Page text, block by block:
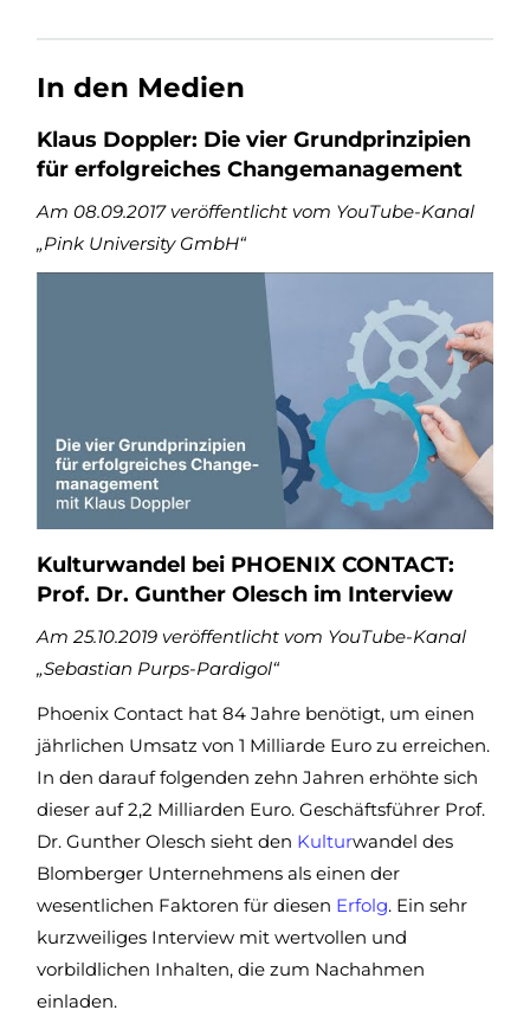
In den Medien
Klaus Doppler: Die vier Grundprinzipien
für erfolgreiches Changemanagement
Am 08.09.2017 veröffentlicht vom YouTube-Kanal
„Pink University GmbH“
Kulturwandel bei PHOENIX CONTACT:
Prof. Dr. Gunther Olesch im Interview
Am 25.10.2019 veröffentlicht vom YouTube-Kanal
„Sebastian Purps-Pardigol“
Phoenix Contact hat 84 Jahre benötigt, um einen
jährlichen Umsatz von 1 Milliarde Euro zu erreichen.
In den darauf folgenden zehn Jahren erhöhte sich
dieser auf 2,2 Milliarden Euro. Geschäftsführer Prof.
Dr. Gunther Olesch sieht den Kulturwandel des
Blomberger Unternehmens als einen der
wesentlichen Faktoren für diesen Erfolg. Ein sehr
kurzweiliges Interview mit wertvollen und
vorbildlichen Inhalten, die zum Nachahmen
einladen.